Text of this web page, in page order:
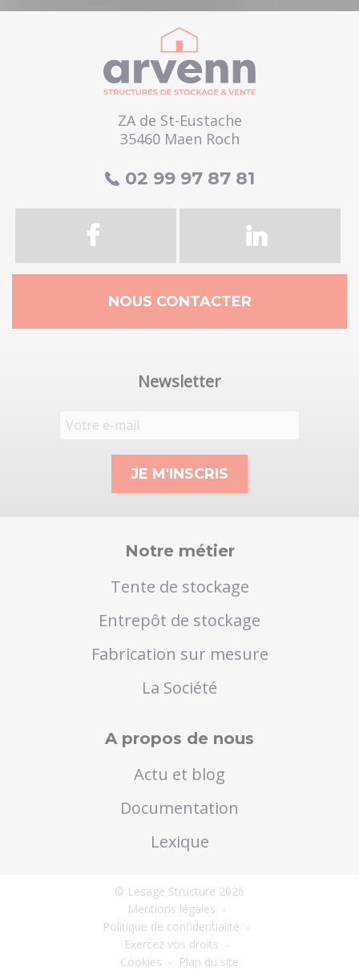
ZA de St-Eustache
35460 Maen Roch
02 99 97 87 81
NOUS CONTACTER
Newsletter
Notre métier
Tente de stockage
Entrepôt de stockage
Fabrication sur mesure
La Société
A propos de nous
Actu et blog
Documentation
Lexique
© Lesage Structure 2026
Mentions légales -
Politique de confidentialité -
Exercez vos droits -
Cookies - Plan du site